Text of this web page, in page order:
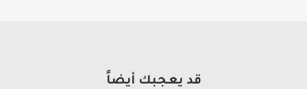
قد يعجبك أيضاً